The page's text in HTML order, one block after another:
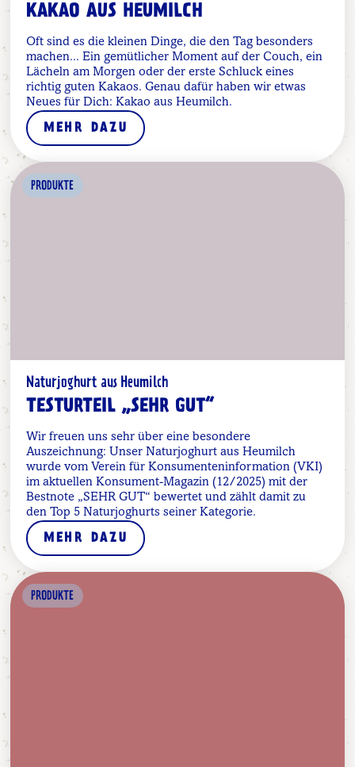
KAKAO AUS HEUMILCH
Oft sind es die kleinen Dinge, die den Tag besonders
machen... Ein gemütlicher Moment auf der Couch, ein
Lächeln am Morgen oder der erste Schluck eines
richtig guten Kakaos. Genau dafür haben wir etwas
Neues für Dich: Kakao aus Heumilch.
MEHR DAZU
PRODUKTE
Naturjoghurt aus Heumilch
TESTURTEIL „SEHR GUT“
Wir freuen uns sehr über eine besondere
Auszeichnung: Unser Naturjoghurt aus Heumilch
wurde vom Verein für Konsumenteninformation (VKI)
im aktuellen Konsument-Magazin (12/2025) mit der
Bestnote „SEHR GUT“ bewertet und zählt damit zu
den Top 5 Naturjoghurts seiner Kategorie.
MEHR DAZU
PRODUKTE